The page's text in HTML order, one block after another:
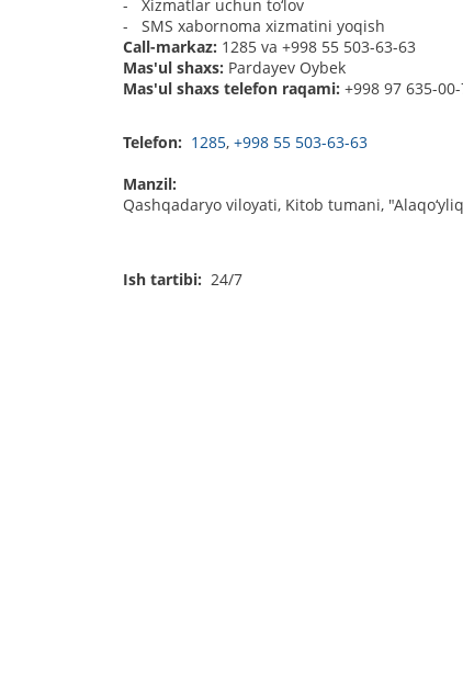
- Xizmatlar uchun to‘lov
- SMS xabornoma xizmatini yoqish
Call-markaz: 1285 va +998 55 503-63-63
Mas'ul shaxs: Pardayev Oybek
Mas'ul shaxs telefon raqami: +998 97 635-
Telefon: 1285, +998 55 503-63-63
Manzil:
Qashqadaryo viloyati, Kitob tumani,
Ish tartibi: 24/7